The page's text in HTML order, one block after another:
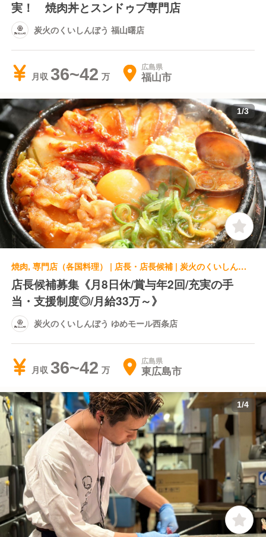
実！ 焼肉丼とスンドゥブ専門店
炭火のくいしんぼう 福山曙店
月収 36~42 広島県
福山市
1/3
焼肉, 専門店（各国料理） | 店長・店長候補 | 炭火のくいしんぼう ゆめモール西条店
店長候補募集《月8日休/賞与年2回/充実の手
当・支援制度◎/月給33万～》
炭火のくいしんぼう ゆめモール西条店
月収 36~42 広島県
東広島市
1/4